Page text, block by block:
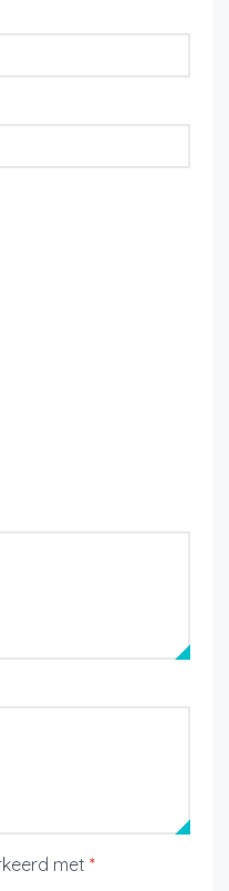
met *